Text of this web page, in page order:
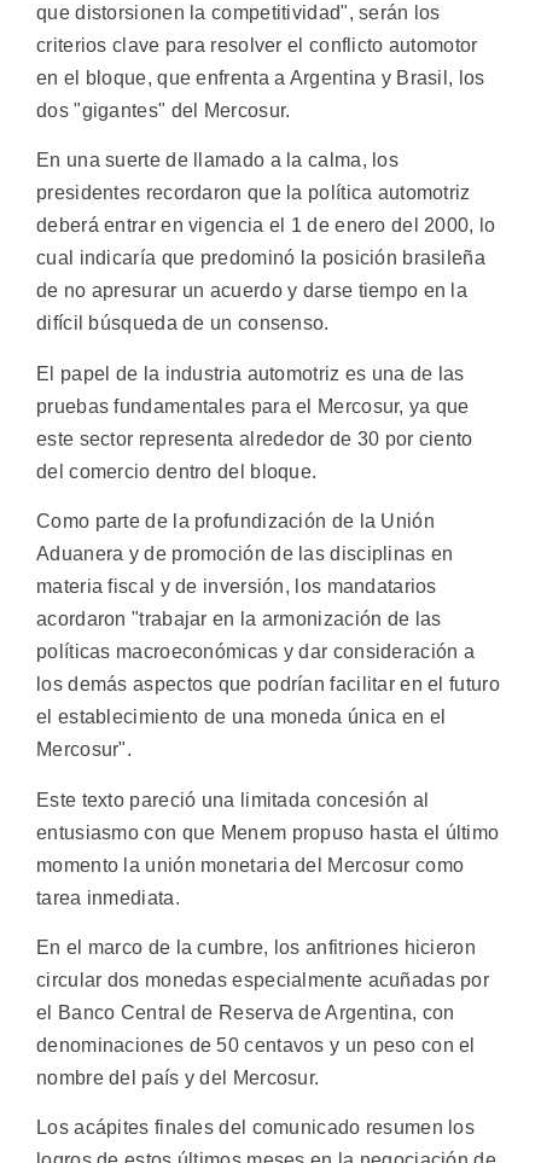
que distorsionen la competitividad", serán los
criterios clave para resolver el conflicto automotor
en el bloque, que enfrenta a Argentina y Brasil, los
dos "gigantes" del Mercosur.
En una suerte de llamado a la calma, los
presidentes recordaron que la política automotriz
deberá entrar en vigencia el 1 de enero del 2000, lo
cual indicaría que predominó la posición brasileña
de no apresurar un acuerdo y darse tiempo en la
difícil búsqueda de un consenso.
El papel de la industria automotriz es una de las
pruebas fundamentales para el Mercosur, ya que
este sector representa alrededor de 30 por ciento
del comercio dentro del bloque.
Como parte de la profundización de la Unión
Aduanera y de promoción de las disciplinas en
materia fiscal y de inversión, los mandatarios
acordaron "trabajar en la armonización de las
políticas macroeconómicas y dar consideración a
los demás aspectos que podrían facilitar en el futuro
el establecimiento de una moneda única en el
Mercosur".
Este texto pareció una limitada concesión al
entusiasmo con que Menem propuso hasta el último
momento la unión monetaria del Mercosur como
tarea inmediata.
En el marco de la cumbre, los anfitriones hicieron
circular dos monedas especialmente acuñadas por
el Banco Central de Reserva de Argentina, con
denominaciones de 50 centavos y un peso con el
nombre del país y del Mercosur.
Los acápites finales del comunicado resumen los